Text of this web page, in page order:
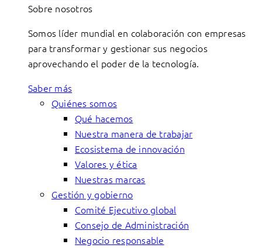
Sobre nosotros
Somos líder mundial en colaboración con empresas
para transformar y gestionar sus negocios
aprovechando el poder de la tecnología.
Saber más
Quiénes somos
Qué hacemos
Nuestra manera de trabajar
Ecosistema de innovación
Valores y ética
Nuestras marcas
Gestión y gobierno
Comité Ejecutivo global
Consejo de Administración
Negocio responsable